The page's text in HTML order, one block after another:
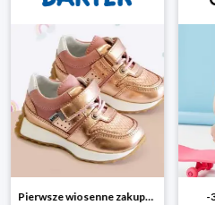
Pierwsze wiosenne zakupy -20% -